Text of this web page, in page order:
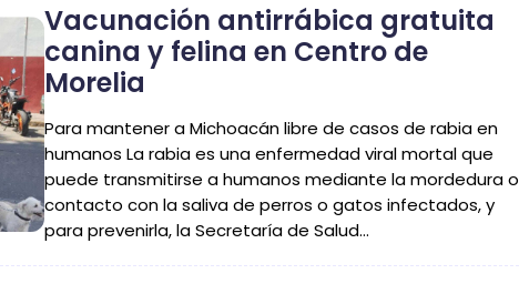
Vacunación antirrábica gratuita
canina y felina en Centro de
Morelia
Para mantener a Michoacán libre de casos de rabia en
humanos La rabia es una enfermedad viral mortal que
puede transmitirse a humanos mediante la mordedura o
contacto con la saliva de perros o gatos infectados, y
para prevenirla, la Secretaría de Salud…